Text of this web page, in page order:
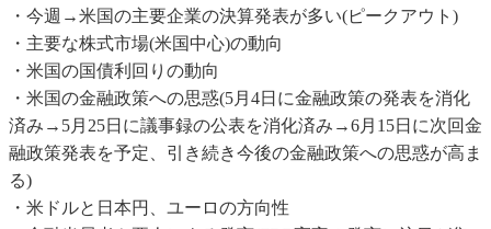
・今週→米国の主要企業の決算発表が多い(ピークアウト)
・主要な株式市場(米国中心)の動向
・米国の国債利回りの動向
・米国の金融政策への思惑(5月4日に金融政策の発表を消化
済み→5月25日に議事録の公表を消化済み→6月15日に次回金
融政策発表を予定、引き続き今後の金融政策への思惑が高ま
る)
・米ドルと日本円、ユーロの方向性